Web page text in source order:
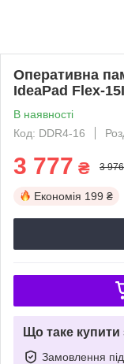
Оперативна
IdeaPad Flex-
В наявності
Код: DDR4-16
3 777 ₴ 3
Економія 199 ₴
Що таке
Замовлення